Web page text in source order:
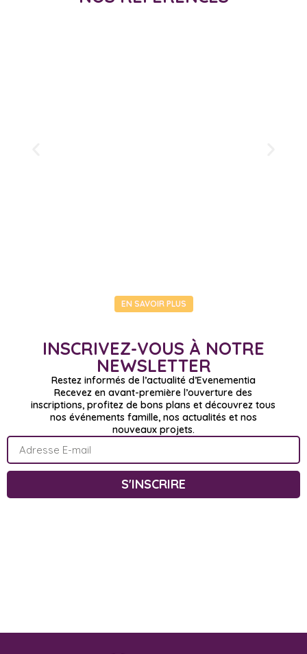
EN SAVOIR PLUS
INSCRIVEZ-VOUS À NOTRE
NEWSLETTER
Restez informés de l’actualité d’Evenementia
Recevez en avant-première l’ouverture des
inscriptions, profitez de bons plans et découvrez tous
nos événements famille, nos actualités et nos
nouveaux projets.
S'INSCRIRE